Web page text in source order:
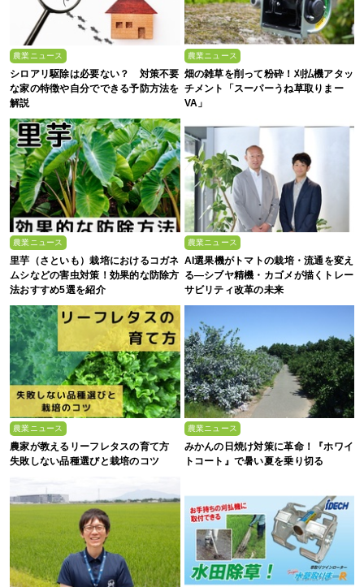
農業ニュース
シロアリ駆除は必要ない？ 対策不要
な家の特徴や自分でできる予防方法を
解説
農業ニュース
畑の雑草を削って粉砕！刈払機アタッ
チメント「スーパーうね草取りまー
VA」
農業ニュース
里芋（さといも）栽培におけるコガネ
ムシなどの害虫対策！効果的な防除方
法おすすめ5選を紹介
農業ニュース
AI選果機がトマトの栽培・流通を変え
る―シブヤ精機・カゴメが描くトレー
サビリティ改革の未来
農業ニュース
農家が教えるリーフレタスの育て方
失敗しない品種選びと栽培のコツ
農業ニュース
みかんの日焼け対策に革命！『ホワイ
トコート』で暑い夏を乗り切る